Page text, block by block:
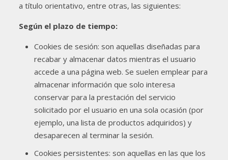
a título orientativo, entre otras, las siguientes:
Según el plazo de tiempo:
Cookies de sesión: son aquellas diseñadas para
recabar y almacenar datos mientras el usuario
accede a una página web. Se suelen emplear para
almacenar información que solo interesa
conservar para la prestación del servicio
solicitado por el usuario en una sola ocasión (por
ejemplo, una lista de productos adquiridos) y
desaparecen al terminar la sesión.
Cookies persistentes: son aquellas en las que los